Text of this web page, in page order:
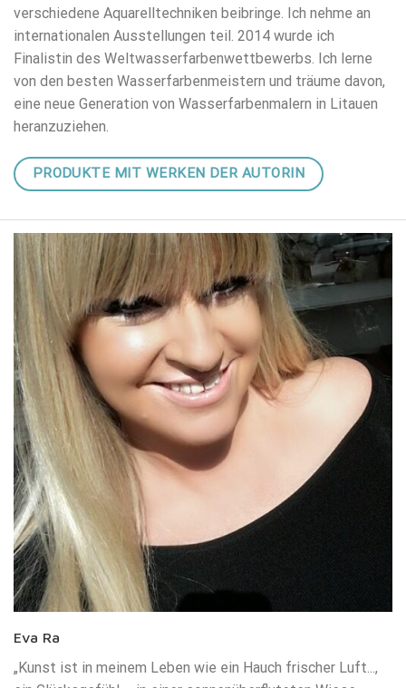
verschiedene Aquarelltechniken beibringe. Ich nehme an
internationalen Ausstellungen teil. 2014 wurde ich
Finalistin des Weltwasserfarbenwettbewerbs. Ich lerne
von den besten Wasserfarbenmeistern und träume davon,
eine neue Generation von Wasserfarbenmalern in Litauen
heranzuziehen.
PRODUKTE MIT WERKEN DER AUTORIN
Eva Ra
„Kunst ist in meinem Leben wie ein Hauch frischer Luft...,